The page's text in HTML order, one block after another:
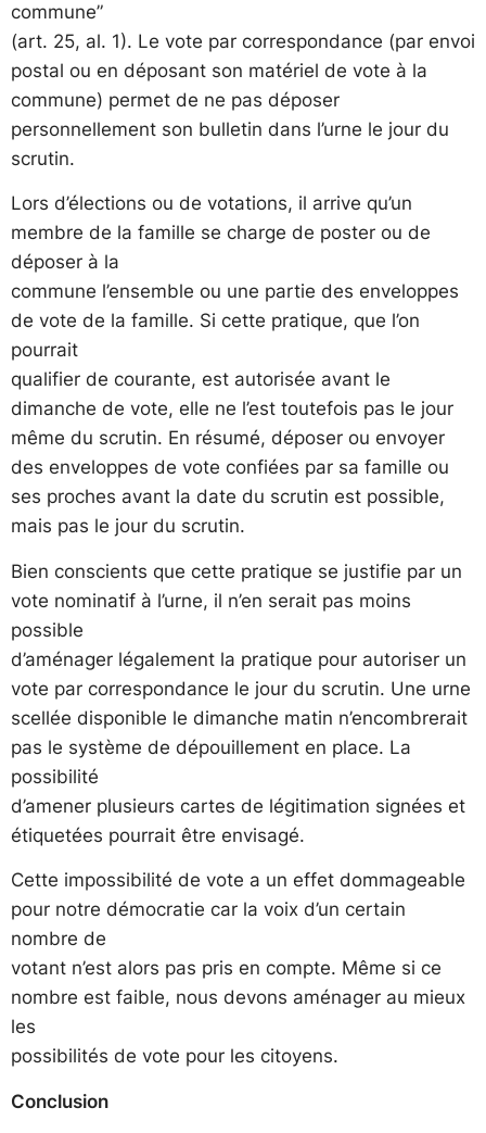
commune”
(art. 25, al. 1). Le vote par correspondance (par envoi
postal ou en déposant son matériel de vote à la
commune) permet de ne pas déposer
personnellement son bulletin dans l’urne le jour du
scrutin.
Lors d’élections ou de votations, il arrive qu’un
membre de la famille se charge de poster ou de
déposer à la
commune l’ensemble ou une partie des enveloppes
de vote de la famille. Si cette pratique, que l’on
pourrait
qualifier de courante, est autorisée avant le
dimanche de vote, elle ne l’est toutefois pas le jour
même du scrutin. En résumé, déposer ou envoyer
des enveloppes de vote confiées par sa famille ou
ses proches avant la date du scrutin est possible,
mais pas le jour du scrutin.
Bien conscients que cette pratique se justifie par un
vote nominatif à l’urne, il n’en serait pas moins
possible
d’aménager légalement la pratique pour autoriser un
vote par correspondance le jour du scrutin. Une urne
scellée disponible le dimanche matin n’encombrerait
pas le système de dépouillement en place. La
possibilité
d’amener plusieurs cartes de légitimation signées et
étiquetées pourrait être envisagé.
Cette impossibilité de vote a un effet dommageable
pour notre démocratie car la voix d’un certain
nombre de
votant n’est alors pas pris en compte. Même si ce
nombre est faible, nous devons aménager au mieux
les
possibilités de vote pour les citoyens.
Conclusion